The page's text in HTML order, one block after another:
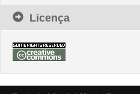
Licença